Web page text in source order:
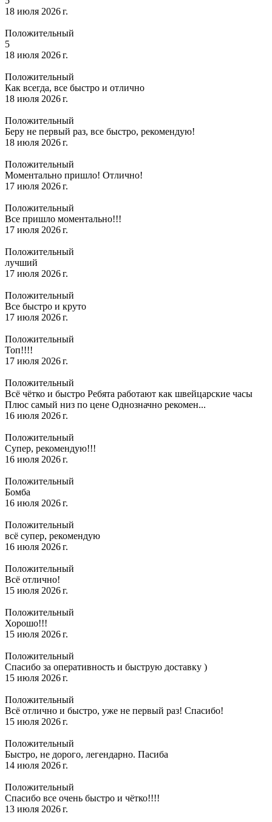
18 июля 2026 г.
Положительный
5
18 июля 2026 г.
Положительный
Как всегда, все быстро и отлично
18 июля 2026 г.
Положительный
Беру не первый раз, все быстро, рекомендую!
18 июля 2026 г.
Положительный
Моментально пришло! Отлично!
17 июля 2026 г.
Положительный
Все пришло моментально!!!
17 июля 2026 г.
Положительный
лучший
17 июля 2026 г.
Положительный
Все быстро и круто
17 июля 2026 г.
Положительный
Топ!!!!
17 июля 2026 г.
Положительный
Всё чётко и быстро Ребята работают как швейцарские часы
Плюс самый низ по цене Однозначно рекомен...
16 июля 2026 г.
Положительный
Супер, рекомендую!!!
16 июля 2026 г.
Положительный
Бомба
16 июля 2026 г.
Положительный
всё супер, рекомендую
16 июля 2026 г.
Положительный
Всё отлично!
15 июля 2026 г.
Положительный
Хорошо!!!
15 июля 2026 г.
Положительный
Спасибо за оперативность и быструю доставку )
15 июля 2026 г.
Положительный
Всё отлично и быстро, уже не первый раз! Спасибо!
15 июля 2026 г.
Положительный
Быстро, не дорого, легендарно. Пасиба
14 июля 2026 г.
Положительный
Спасибо все очень быстро и чётко!!!!
13 июля 2026 г.